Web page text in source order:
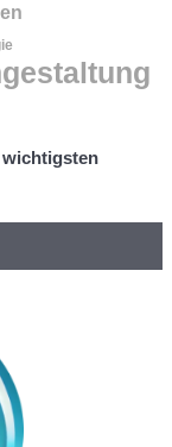
wichtigsten